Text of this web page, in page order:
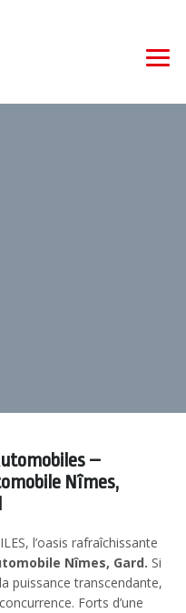
–
Nîmes,
l’oasis rafraîchissante
Nîmes, Gard. Si
puissance transcendante,
Forts d’une